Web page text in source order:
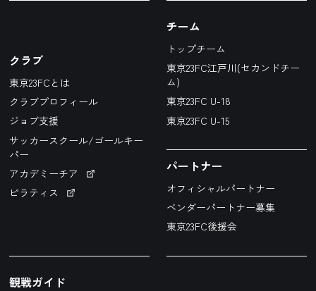
クラブ
東京23FCとは
クラブプロフィール
ジョブ支援
サッカースクール/ゴールキー
パー
アカデミーチア
ピラティス
チーム
トップチーム
東京23FC江戸川(セカンドチー
ム)
東京23FC U-18
東京23FC U-15
パートナー
オフィシャルパートナー
ベンダーパートナー募集
東京23FC後援会
観戦ガイド